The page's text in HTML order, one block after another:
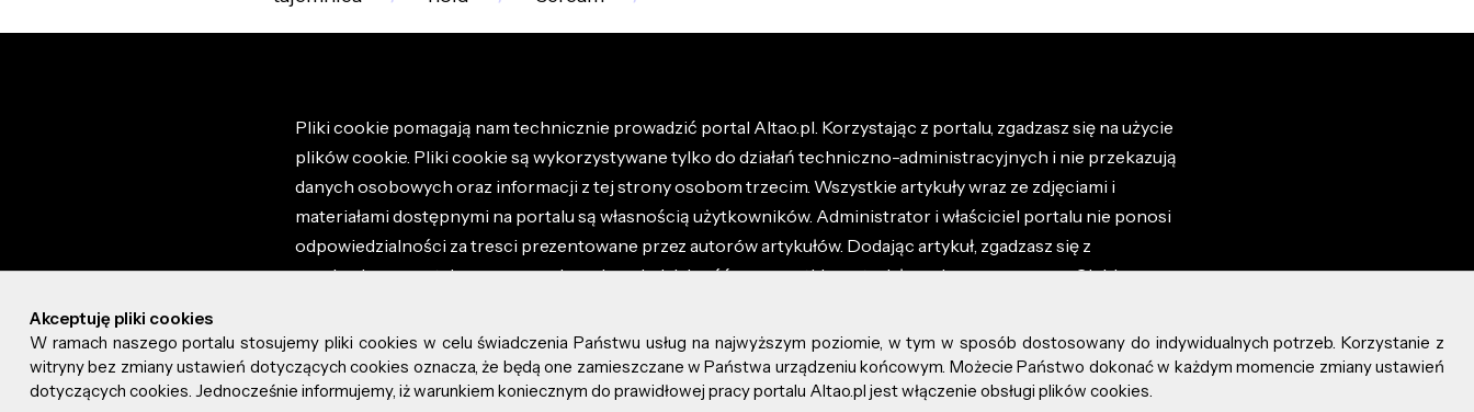
Pliki cookie pomagają nam technicznie prowadzić portal Altao.pl. Korzystając z portalu, zgadzasz się na użycie
plików cookie. Pliki cookie są wykorzystywane tylko do działań techniczno-administracyjnych i nie przekazują
danych osobowych oraz informacji z tej strony osobom trzecim. Wszystkie artykuły wraz ze zdjęciami i
materiałami dostępnymi na portalu są własnością użytkowników. Administrator i właściciel portalu nie ponosi
odpowiedzialności za tresci prezentowane przez autorów artykułów. Dodając artykuł, zgadzasz się z
regulaminem portalu oraz ponosisz odpowiedzialność za wszystkie materiały umieszczone przez Ciebie na
© 2026 altao.pl. Wszystkie prawa zastrzeżone.
0.048
Akceptuję pliki cookies
W ramach naszego portalu stosujemy pliki cookies w celu świadczenia Państwu usług na najwyższym poziomie, w tym w sposób dostosowany do indywidualnych potrzeb. Korzystanie z
witryny bez zmiany ustawień dotyczących cookies oznacza, że będą one zamieszczane w Państwa urządzeniu końcowym. Możecie Państwo dokonać w każdym momencie zmiany ustawień
dotyczących cookies. Jednocześnie informujemy, iż warunkiem koniecznym do prawidłowej pracy portalu Altao.pl jest włączenie obsługi plików cookies.